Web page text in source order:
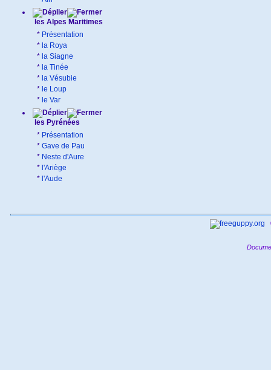
les Alpes Maritimes
* Présentation
* la Roya
* la Siagne
* la Tinée
* la Vésubie
* le Loup
* le Var
les Pyrénées
* Présentation
* Gave de Pau
* Neste d'Aure
* l'Ariège
* l'Aude